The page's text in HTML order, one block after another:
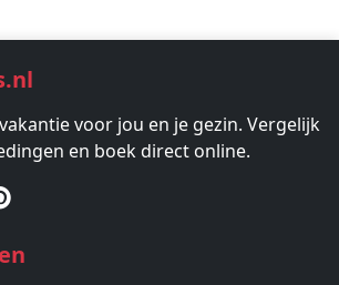
voor jou en je gezin. Vergelijk
en boek direct online.